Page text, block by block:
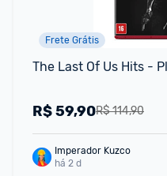
Frete Grátis
The Last Of Us Hits -
R$ 114,90
R$59,90
Imperador Kuzco
há 2 d